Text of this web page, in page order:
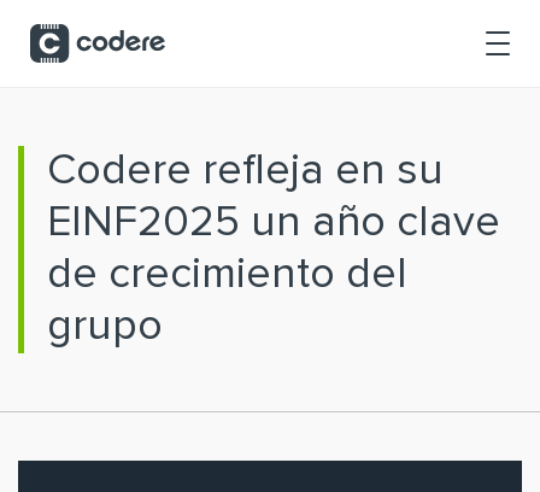
Codere refleja en su
EINF2025 un año clave
de crecimiento del
grupo